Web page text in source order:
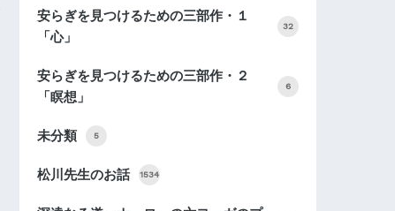
安らぎを見つけるための三部作・１
「心」
32
安らぎを見つけるための三部作・２
「瞑想」
6
未分類 5
松川先生のお話 1534